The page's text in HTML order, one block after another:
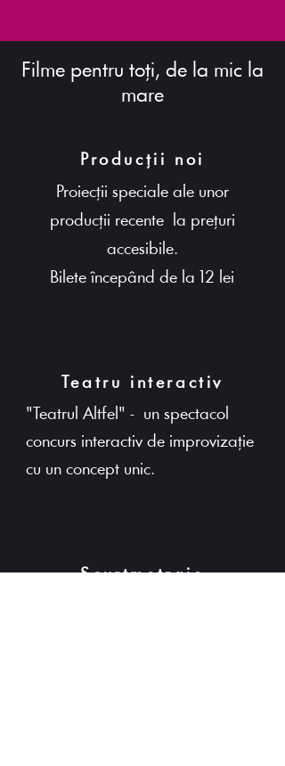
Filme pentru toți, de la mic la
mare
Producții noi
Proiecții speciale ale unor
producții recente la prețuri
accesibile.
Bilete începând de la 12 lei
Teatru interactiv
"Teatrul Altfel" - un spectacol
concurs interactiv de improvizație
cu un concept unic.
Scurtmetraje